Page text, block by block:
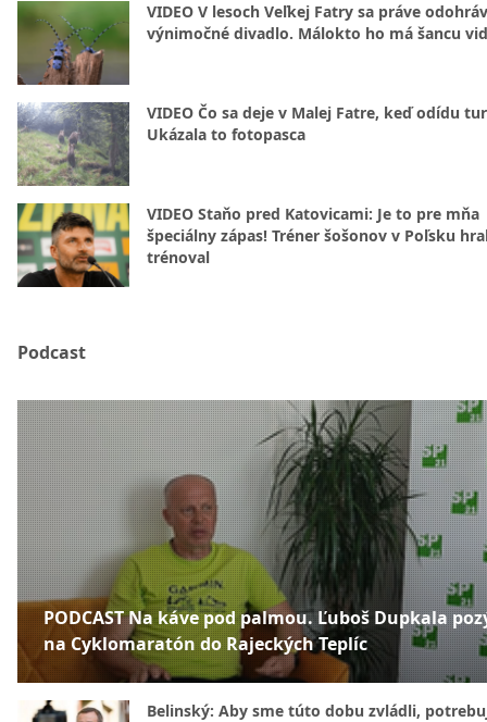
VIDEO V lesoch Veľkej Fatry sa práve
výnimočné divadlo. Málokto ho má šancu
VIDEO Čo sa deje v Malej Fatre, keď odídu
Ukázala to fotopasca
VIDEO Staňo pred Katovicami: Je to pre mňa
špeciálny zápas! Tréner šošonov v Poľsku
trénoval
Podcast
PODCAST Na káve pod palmou. Ľuboš Dupkala
na Cyklomaratón do Rajeckých Teplíc
Belinský: Aby sme túto dobu zvládli,